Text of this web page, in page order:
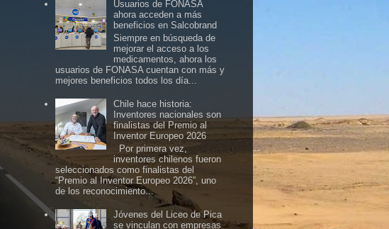
Usuarios de FONASA
ahora acceden a más
beneficios en Salcobrand
Siempre en búsqueda de
mejorar el acceso a los
medicamentos, ahora los
usuarios de FONASA cuentan con más y
mejores beneficios todos los día...
Chile hace historia:
Inventores nacionales son
finalistas del Premio al
Inventor Europeo 2026
Por primera vez,
inventores chilenos fueron
seleccionados como finalistas del
“Premio al Inventor Europeo 2026”, uno
de los reconocimiento...
Jóvenes del Liceo de Pica
se vinculan con empresas